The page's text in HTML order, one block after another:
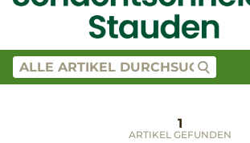
1
ARTIKEL GEFUNDEN